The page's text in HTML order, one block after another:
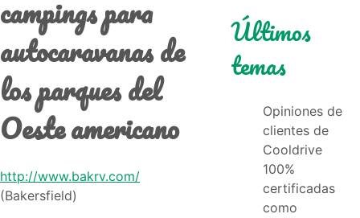
campings para
autocaravanas de
los parques del
Oeste americano
http://www.bakrv.com/
(Bakersfield)
Últimos
temas
Opiniones de
clientes de
Cooldrive
100%
certificadas
como